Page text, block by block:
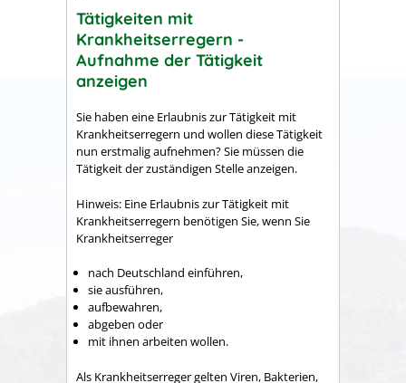
Tätigkeiten mit
Krankheitserregern -
Aufnahme der Tätigkeit
anzeigen
Sie haben eine Erlaubnis zur Tätigkeit mit
Krankheitserregern und wollen diese Tätigkeit
nun erstmalig aufnehmen? Sie müssen die
Tätigkeit der zuständigen Stelle anzeigen.
Hinweis: Eine Erlaubnis zur Tätigkeit mit
Krankheitserregern benötigen Sie, wenn Sie
Krankheitserreger
nach Deutschland einführen,
sie ausführen,
aufbewahren,
abgeben oder
mit ihnen arbeiten wollen.
Als Krankheitserreger gelten Viren, Bakterien,